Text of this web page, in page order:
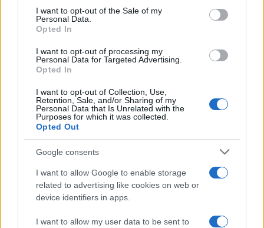
services and may gather and store information including but
not limited to your visit or usage behaviour. You may click to
grant or deny consent to Google and its third-party tags to
consent section.
I want to opt-out of the Sale of my
Personal Data.
Opted In
I want to opt-out of processing my
Personal Data for Targeted Advertising.
Opted In
I want to opt-out of Collection, Use,
Retention, Sale, and/or Sharing of my
Personal Data that Is Unrelated with the
Purposes for which it was collected.
Opted Out
Google consents
I want to allow Google to enable storage
related to advertising like cookies on web or
device identifiers in apps.
I want to allow my user data to be sent to